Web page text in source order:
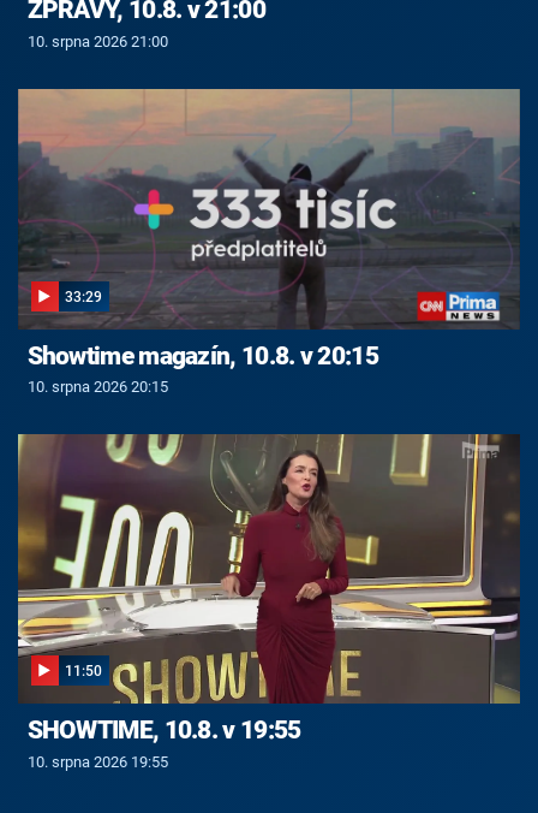
ZPRÁVY, 10.8. v 21:00
10. srpna 2026 21:00
33:29
Showtime magazín, 10.8. v 20:15
10. srpna 2026 20:15
11:50
SHOWTIME, 10.8. v 19:55
10. srpna 2026 19:55